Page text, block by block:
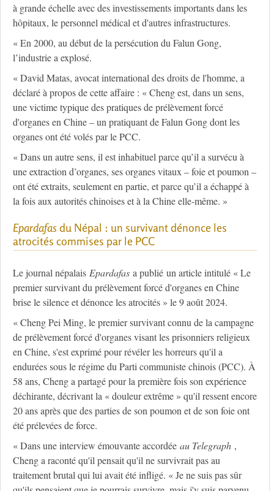
à grande échelle avec des investissements importants dans les
hôpitaux, le personnel médical et d'autres infrastructures.
« En 2000, au début de la persécution du Falun Gong,
l’industrie a explosé.
« David Matas, avocat international des droits de l'homme, a
déclaré à propos de cette affaire : « Cheng est, dans un sens,
une victime typique des pratiques de prélèvement forcé
d'organes en Chine – un pratiquant de Falun Gong dont les
organes ont été volés par le PCC.
« Dans un autre sens, il est inhabituel parce qu’il a survécu à
une extraction d’organes, ses organes vitaux – foie et poumon –
ont été extraits, seulement en partie, et parce qu’il a échappé à
la fois aux autorités chinoises et à la Chine elle-même. »
Epardafasdu Népal : un survivant dénonce les
atrocités commises par le PCC
Le journal népalais Epardafas a publié un article intitulé « Le
premier survivant du prélèvement forcé d'organes en Chine
brise le silence et dénonce les atrocités » le 9 août 2024.
« Cheng Pei Ming, le premier survivant connu de la campagne
de prélèvement forcé d'organes visant les prisonniers religieux
en Chine, s'est exprimé pour révéler les horreurs qu'il a
endurées sous le régime du Parti communiste chinois (PCC). À
58 ans, Cheng a partagé pour la première fois son expérience
déchirante, décrivant la « douleur extrême » qu'il ressent encore
20 ans après que des parties de son poumon et de son foie ont
été prélevées de force.
« Dans une interview émouvante accordée au Telegraph ,
Cheng a raconté qu'il pensait qu'il ne survivrait pas au
traitement brutal qui lui avait été infligé. « Je ne suis pas sûr